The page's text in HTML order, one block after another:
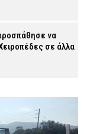
να
σε άλλα